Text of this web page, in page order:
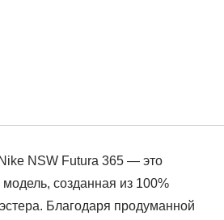
NSW Futura 365 — это
созданная из 100%
Благодаря продуманной